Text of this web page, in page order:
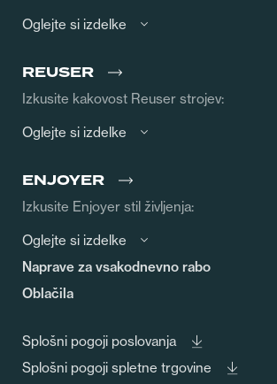
Oglejte si izdelke
REUSER
Izkusite kakovost Reuser strojev:
Oglejte si izdelke
ENJOYER
Izkusite Enjoyer stil življenja:
Oglejte si izdelke
Naprave za vsakodnevno rabo
Oblačila
Splošni pogoji poslovanja
Splošni pogoji spletne trgovine